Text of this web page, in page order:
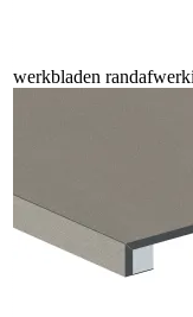
werkbladen